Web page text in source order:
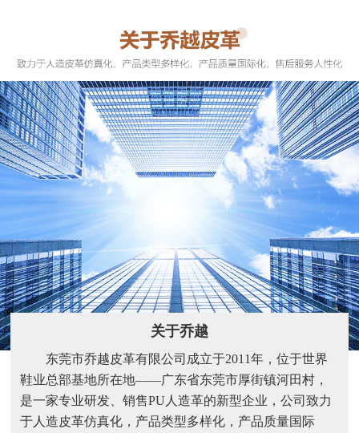
关于乔越
东莞市乔越皮革有限公司成立于2011年，位于世界
鞋业总部基地所在地——广东省东莞市厚街镇河田村，
是一家专业研发、销售PU人造革的新型企业，公司致力
于人造皮革仿真化，产品类型多样化，产品质量国际